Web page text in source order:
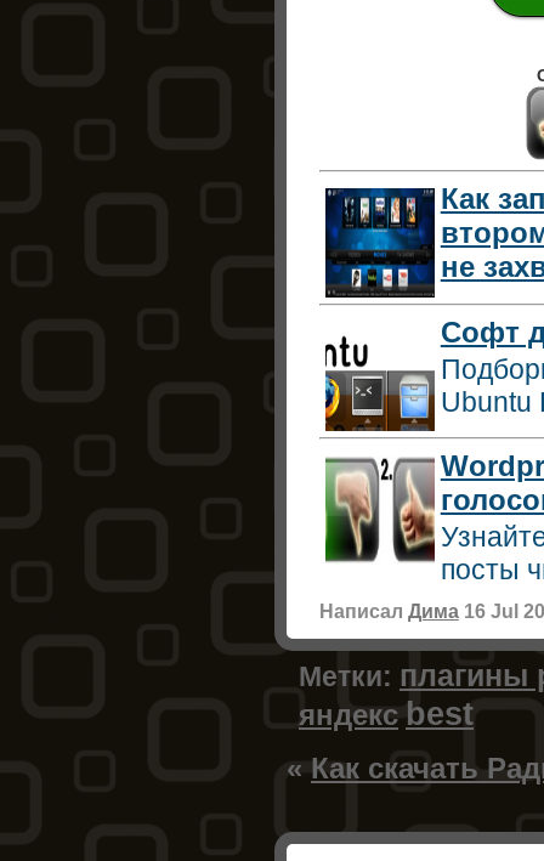
Как
не
Софт
Ubuntu
посты
Написал Дима16 Jul
Метки: плагины
яндекс best
« Как скачать